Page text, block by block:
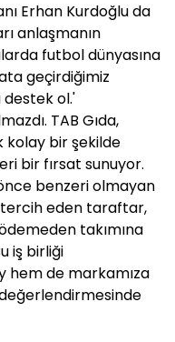
Erhan Kurdoğlu da
anlaşmanın
futbol dünyasına
geçirdiğimiz
ol.'
TAB Gıda,
bir şekilde
bir fırsat sunuyor.
benzeri olmayan
tercih eden taraftar,
takımına
iş birliği
hem de markamıza